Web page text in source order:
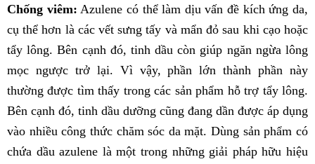
Chống viêm: Azulene có thể làm dịu vấn đề kích ứng da,
cụ thể hơn là các vết sưng tấy và mẩn đỏ sau khi cạo hoặc
tẩy lông. Bên cạnh đó, tinh dầu còn giúp ngăn ngừa lông
mọc ngược trở lại. Vì vậy, phần lớn thành phần này
thường được tìm thấy trong các sản phẩm hỗ trợ tẩy lông.
Bên cạnh đó, tinh dầu dưỡng cũng đang dần được áp dụng
vào nhiều công thức chăm sóc da mặt. Dùng sản phẩm có
chứa dầu azulene là một trong những giải pháp hữu hiệu